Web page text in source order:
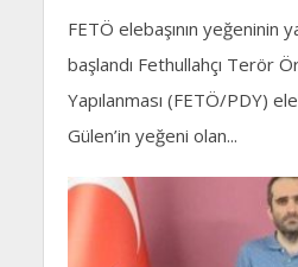
FETÖ elebaşının yeğeninin
başlandı Fethullahçı Terör
Yapılanması (FETÖ/PDY)
Gülen’in yeğeni olan...